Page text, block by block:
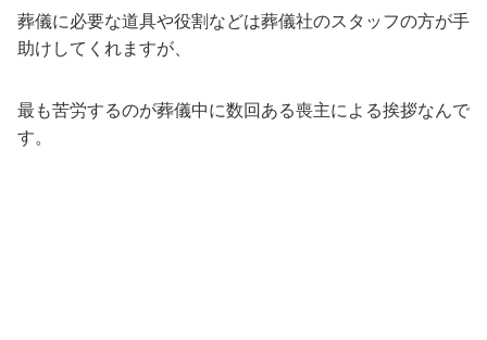
葬儀に必要な道具や役割などは葬儀社のスタッフの方が手
助けしてくれますが、
最も苦労するのが葬儀中に数回ある喪主による挨拶なんで
す。